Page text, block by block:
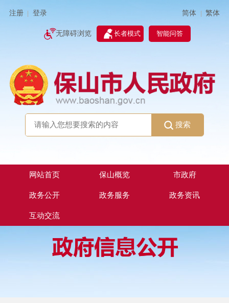
注册 登录 简体 | 繁体
无障碍浏览 长者模式 智能问答
搜索
网站首页 保山概览 市政府
政务公开 政务服务 政务资讯
互动交流